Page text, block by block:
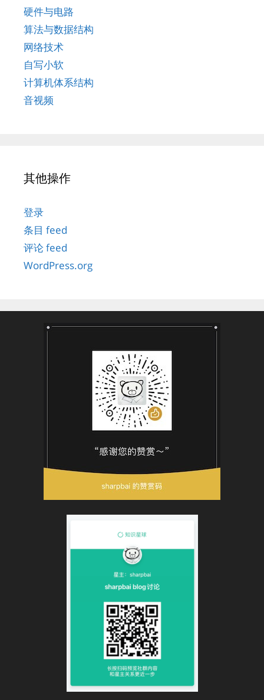
硬件与电路
算法与数据结构
网络技术
自写小软
计算机体系结构
音视频
其他操作
登录
条目 feed
评论 feed
WordPress.org